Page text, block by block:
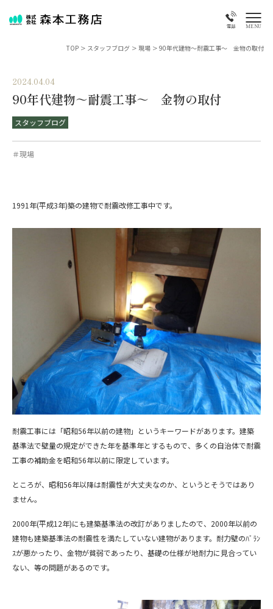
電話 MENU
TOP > スタッフブログ > 現場 > 90年代建物～耐震工事～ 金物の取付
2024.04.04
90年代建物～耐震工事～ 金物の取付
スタッフブログ
＃現場
1991年(平成3年)築の建物で耐震改修工事中です。
耐震工事には「昭和56年以前の建物」というキーワードがあります。建築
基準法で壁量の規定ができた年を基準年とするもので、多くの自治体で耐震
工事の補助金を昭和56年以前に限定しています。
ところが、昭和56年以降は耐震性が大丈夫なのか、というとそうではあり
ません。
2000年(平成12年)にも建築基準法の改訂がありましたので、2000年以前の
建物も建築基準法の耐震性を満たしていない建物があります。耐力壁のﾊﾞﾗﾝ
ｽが悪かったり、金物が貧弱であったり、基礎の仕様が地耐力に見合ってい
ない、等の問題があるのです。